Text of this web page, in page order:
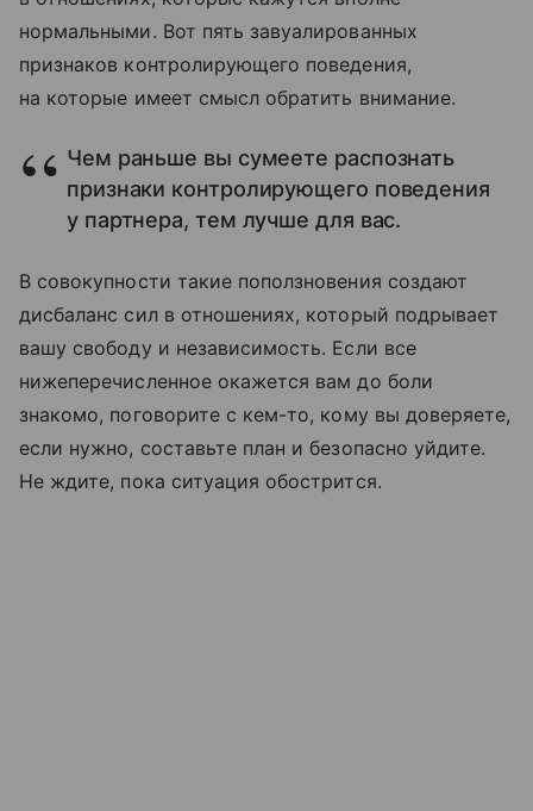
нормальными. Вот пять завуалированных
признаков контролирующего поведения,
на которые имеет смысл обратить внимание.
Чем раньше вы сумеете распознать
признаки контролирующего поведения
у партнера, тем лучше для вас.
В совокупности такие поползновения создают
дисбаланс сил в отношениях, который подрывает
вашу свободу и независимость. Если все
нижеперечисленное окажется вам до боли
знакомо, поговорите с кем-то, кому вы доверяете,
если нужно, составьте план и безопасно уйдите.
Не ждите, пока ситуация обострится.